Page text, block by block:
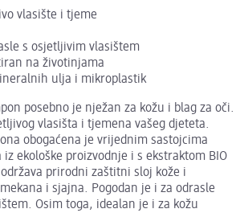
vlasište i tjeme
s osjetljivim vlasištem
na životinjama
ulja i mikroplastik
posebno je nježan za kožu i blag za oči.
vlasišta i tjemena vašeg djeteta.
obogaćena je vrijednim sastojcima
ekološke proizvodnje i s ekstraktom BIO
prirodni zaštitni sloj kože i
i sjajna. Pogodan je i za odrasle
Osim toga, idealan je i za kožu